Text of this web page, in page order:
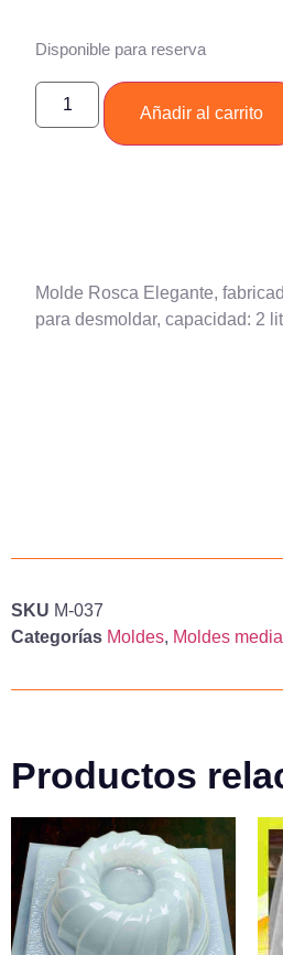
Disponible para reserva
Añadir al carrito
Molde Rosca Elegante,
para desmoldar, capacidad: 2
SKU M-037
Categorías Moldes, Moldes
Productos